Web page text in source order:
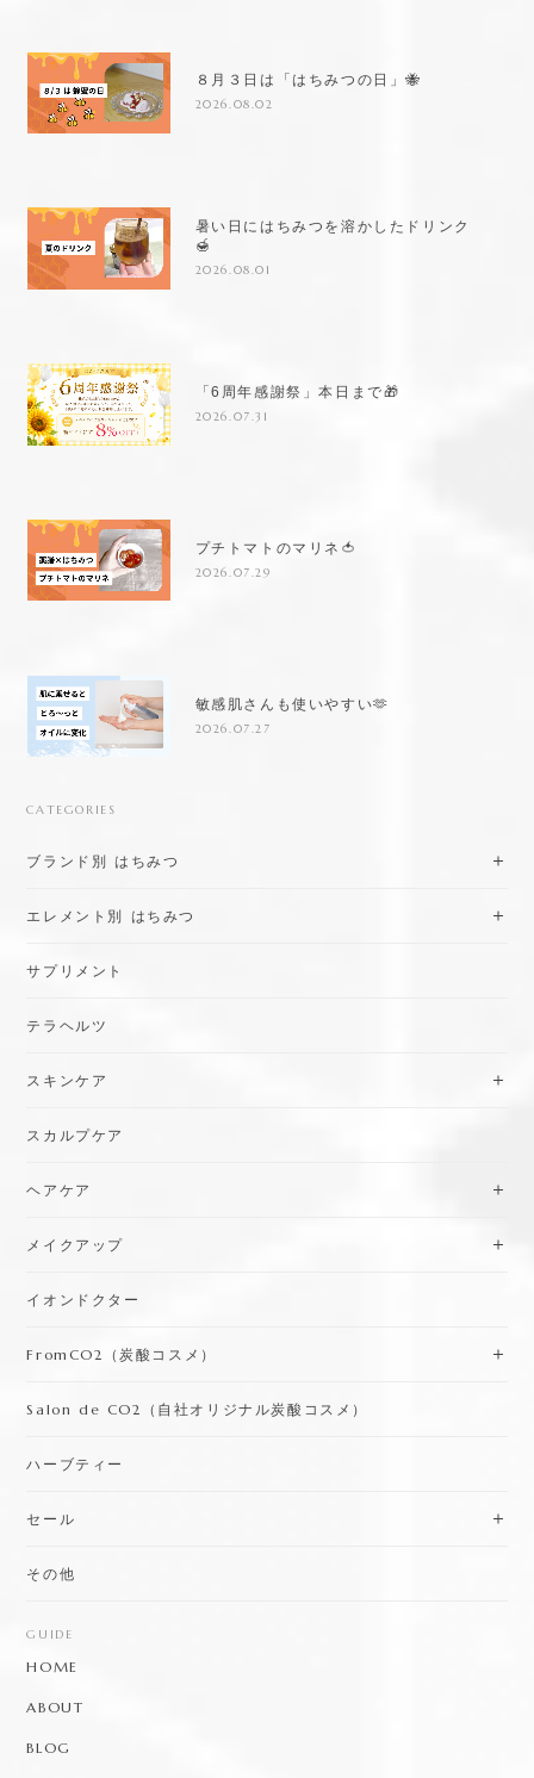
８月３日は「はちみつの日」🐝
2026.08.02
暑い日にはちみつを溶かしたドリンク
🍯
2026.08.01
「6周年感謝祭」本日まで🎁
2026.07.31
プチトマトのマリネ🍅
2026.07.29
敏感肌さんも使いやすい🫶
2026.07.27
CATEGORIES
ブランド別 はちみつ
エレメント別 はちみつ
サプリメント
テラヘルツ
スキンケア
スカルプケア
ヘアケア
メイクアップ
イオンドクター
FromCO2（炭酸コスメ）
Salon de CO2（自社オリジナル炭酸コスメ）
ハーブティー
セール
その他
GUIDE
HOME
ABOUT
BLOG